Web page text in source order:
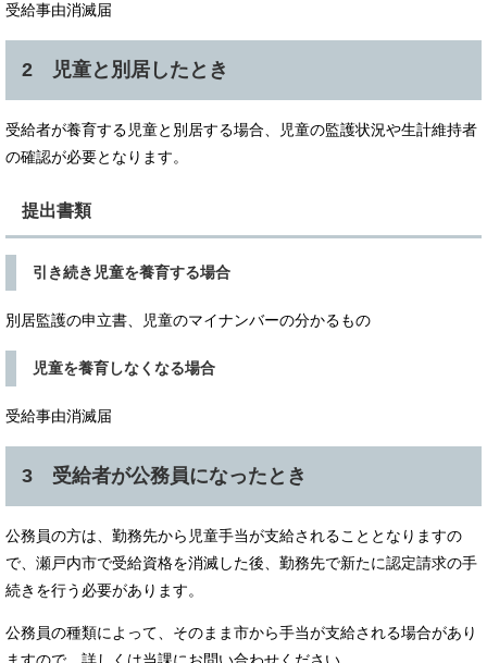
受給事由消滅届
2 児童と別居したとき
受給者が養育する児童と別居する場合、児童の監護状況や生計維持者
の確認が必要となります。
提出書類
引き続き児童を養育する場合
別居監護の申立書、児童のマイナンバーの分かるもの
児童を養育しなくなる場合
受給事由消滅届
3 受給者が公務員になったとき
公務員の方は、勤務先から児童手当が支給されることとなりますの
で、瀬戸内市で受給資格を消滅した後、勤務先で新たに認定請求の手
続きを行う必要があります。
公務員の種類によって、そのまま市から手当が支給される場合があり